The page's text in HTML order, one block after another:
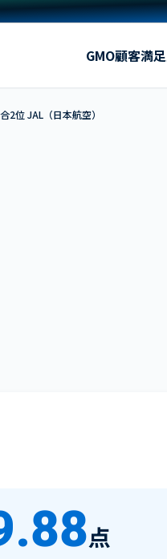
GMO顧客満
2位 JAL（日本航空）
点